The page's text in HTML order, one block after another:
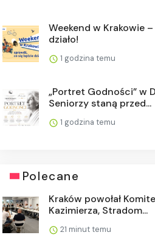
Weekend w Krakowie
działo!
1 godzina temu
„Portret Godności” w
Seniorzy staną przed...
1 godzina temu
Polecane
Kraków powołał
Kazimierza, Stradom...
21 minut temu